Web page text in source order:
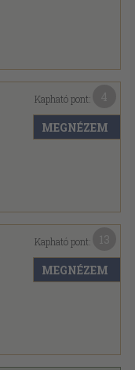
Kapható pont:
MEGNÉZEM
Kapható pont:
MEGNÉZEM